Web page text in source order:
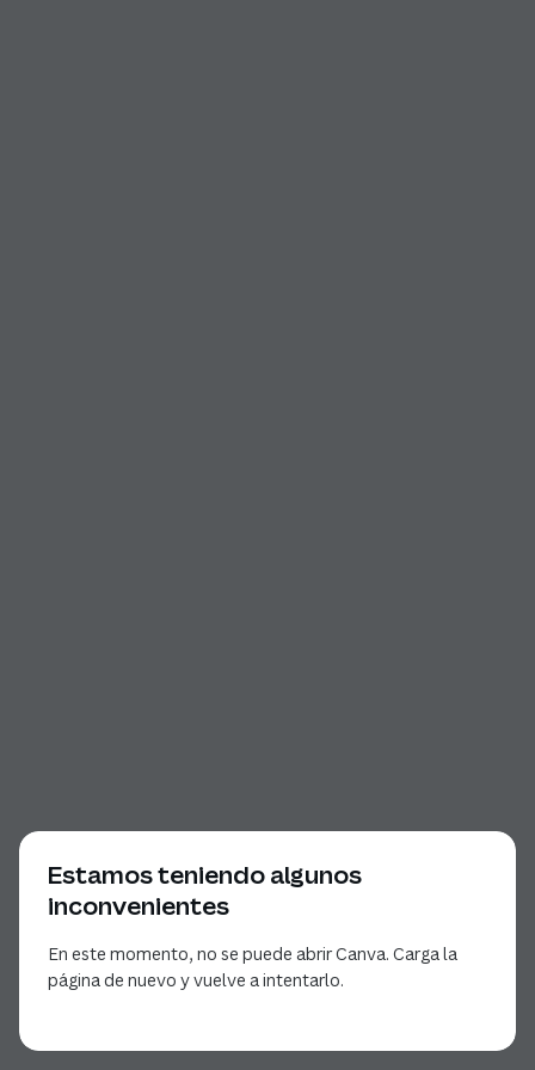
Estamos teniendo algunos
inconvenientes
En este momento, no se puede abrir Canva. Carga la
página de nuevo y vuelve a intentarlo.